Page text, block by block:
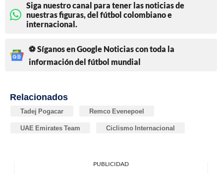
Siga nuestro canal para tener las noticias de
nuestras figuras, del fútbol colombiano e
internacional.
⚽ Síganos en Google Noticias con toda la
información del fútbol mundial
Relacionados
Tadej Pogacar Remco Evenepoel
UAE Emirates Team Ciclismo Internacional
PUBLICIDAD